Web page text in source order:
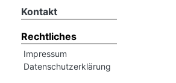
Kontakt
Rechtliches
Impressum
Datenschutzerklärung